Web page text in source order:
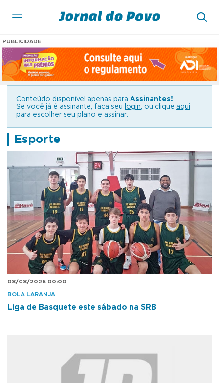
PUBLICIDADE
Conteúdo disponível apenas para Assinantes!
Se você já é assinante, faça seu
login, ou clique aqui
para escolher seu plano e assinar.
Esporte
08/08/2026 00:00
BOLA LARANJA
Liga de Basquete este sábado na SRB